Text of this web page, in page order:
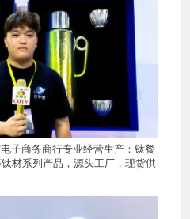
子商务商行专业经营生产：钛餐
材系列产品，源头工厂，现货供